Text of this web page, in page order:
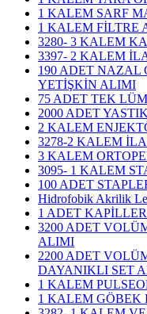
1 KALEM SARF
1 KALEM FİLTRE
3280- 3 KALEM
3397- 2 KALEM
190 ADET NAZAL
YETİŞKİN ALIMI
75 ADET TEK
2000 ADET
2 KALEM
3278-2 KALEM
3 KALEM
3095- 1 KALEM
100 ADET
Hidrofobik Akrilik
1 ADET
3200 ADET
ALIMI
2200 ADET
DAYANIKLI SET
1 KALEM
1 KALEM GÖBEK